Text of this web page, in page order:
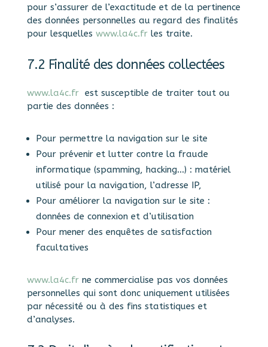
pour s’assurer de l’exactitude et de la pertinence
des données personnelles au regard des finalités
pour lesquelles www.la4c.frles traite.
7.2 Finalité des données collectées
www.la4c.frest susceptible de traiter tout ou
partie des données :
Pour permettre la navigation sur le site
Pour prévenir et lutter contre la fraude
informatique (spamming, hacking…) : matériel
utilisé pour la navigation, l’adresse IP,
Pour améliorer la navigation sur le site :
données de connexion et d’utilisation
Pour mener des enquêtes de satisfaction
facultatives
www.la4c.frne commercialise pas vos données
personnelles qui sont donc uniquement utilisées
par nécessité ou à des fins statistiques et
d’analyses.